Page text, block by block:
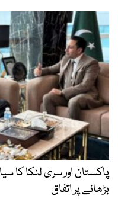
پاکستان اور سری لنکا کا
بڑھانے پر اتفاق